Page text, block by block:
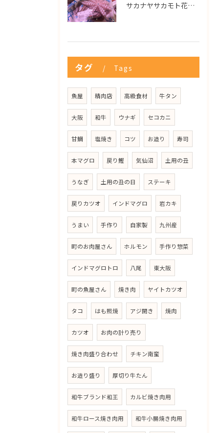
サカナヤサカモト花園店
タグ Tags
魚屋 精肉店 高級食材 牛タン
大阪 和牛 ウナギ セコカニ
甘鯛 塩焼き コツ お造り 寿司
本マグロ 戻り鰹 気仙沼 土用の丑
うなぎ 土用の丑の日 ステーキ
戻りカツオ インドマグロ 岩カキ
うまい 手作り 自家製 九州産
町のお肉屋さん ホルモン 手作り惣菜
インドマグロトロ 八尾 東大阪
町の魚屋さん 焼き肉 ヤイトカツオ
タコ はも照焼 アジ開き 焼肉
カツオ お肉の計り売り
焼き肉盛り合わせ チキン南蛮
お造り盛り 厚切り牛たん
和牛ブランド和王 カルビ焼き肉用
和牛ロース焼き肉用 和牛小腸焼き肉用